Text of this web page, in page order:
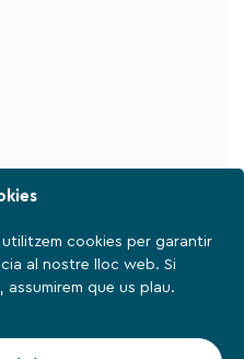
utilitzem cookies per garantir
al nostre lloc web. Si
que us plau.